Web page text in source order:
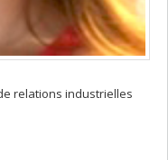
relations industrielles